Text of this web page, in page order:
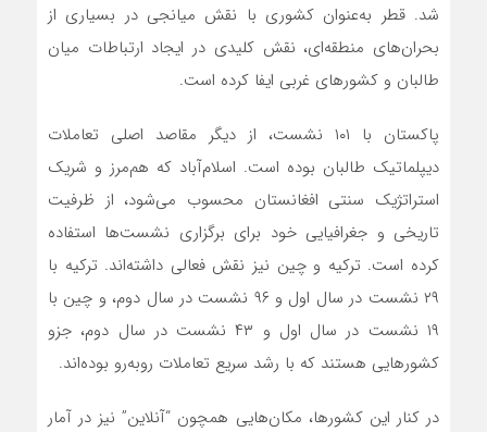
شد. قطر به‌عنوان کشوری با نقش میانجی در بسیاری از
بحران‌های منطقه‌ای، نقش کلیدی در ایجاد ارتباطات میان
طالبان و کشورهای غربی ایفا کرده است.
پاکستان با ۱۰۱ نشست، از دیگر مقاصد اصلی تعاملات
دیپلماتیک طالبان بوده است. اسلام‌آباد که هم‌مرز و شریک
استراتژیک سنتی افغانستان محسوب می‌شود، از ظرفیت
تاریخی و جغرافیایی خود برای برگزاری نشست‌ها استفاده
کرده است. ترکیه و چین نیز نقش فعالی داشته‌اند. ترکیه با
۲۹ نشست در سال اول و ۹۶ نشست در سال دوم، و چین با
۱۹ نشست در سال اول و ۴۳ نشست در سال دوم، جزو
کشورهایی هستند که با رشد سریع تعاملات روبه‌رو بوده‌اند.
در کنار این کشورها، مکان‌هایی همچون “آنلاین” نیز در آمار